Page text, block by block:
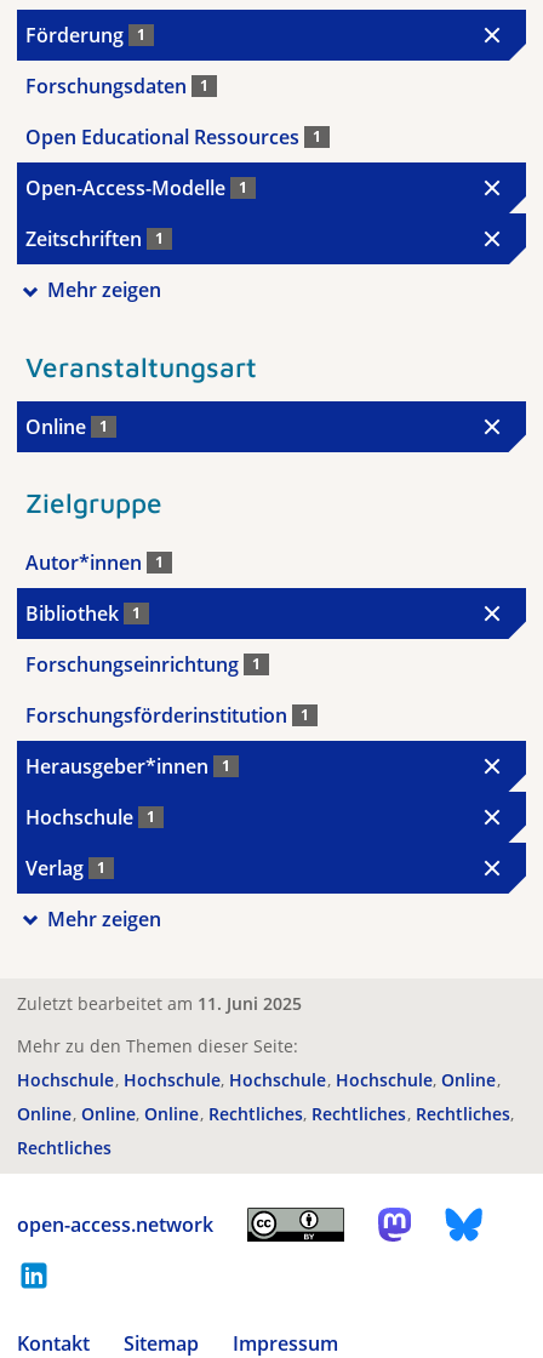
Förderung 1
Forschungsdaten 1
Open Educational Ressources 1
Open-Access-Modelle 1
Zeitschriften 1
Mehr zeigen
Veranstaltungsart
Online 1
Zielgruppe
Autor*innen 1
Bibliothek 1
Forschungseinrichtung 1
Forschungsförderinstitution 1
Herausgeber*innen 1
Hochschule 1
Verlag 1
Mehr zeigen
Zuletzt bearbeitet am 11. Juni 2025
Mehr zu den Themen dieser Seite:
Hochschule Hochschule Hochschule Hochschule Online
Online Online Online Rechtliches Rechtliches Rechtliches
Rechtliches
open-access.network
Kontakt Sitemap
Impressum